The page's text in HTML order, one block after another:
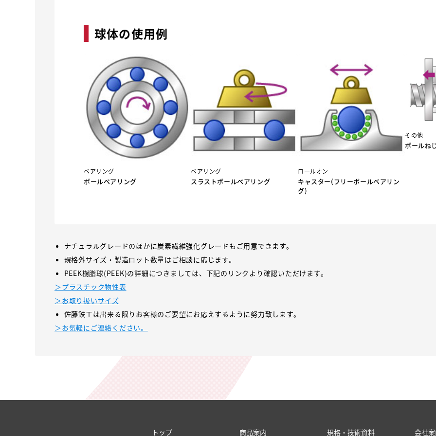
球体の使用例
ベアリング
ボールベアリング
ベアリング
スラストボールベアリング
ロールオン
キャスター(フリーボールベアリン
グ)
その他
ボールね
ナチュラルグレードのほかに炭素繊維強化グレードもご用意できます。
規格外サイズ・製造ロット数量はご相談に応じます。
PEEK樹脂球(PEEK)の詳細につきましては、下記のリンクより確認いただけます。
＞プラスチック物性表
＞お取り扱いサイズ
佐藤鉄工は出来る限りお客様のご要望にお応えするように努力致します。
＞お気軽にご連絡ください。
トップ 商品案内 規格・技術資料 会社